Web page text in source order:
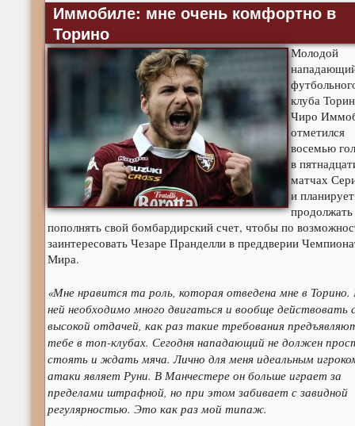
Иммобиле: мне очень комфортно в
Торино
Молодой
клуба
Чиро
отметился
восемью
в
матчах
и планирует
продолжать
пополнять свой бомбардирский счет, чтобы по
заинтересовать Чезаре Пранделли в преддверии
Мира.
«Мне нравится та роль, которая отведена мне в Торино.
ней необходимо много двигаться и вообще действовать
высокой отдачей, как раз такие требования
тебе в топ-клубах. Сегодня нападающий не должен
стоять и ждать мяча. Лично для меня идеальным
атаки являет Руни. В Манчестере он больше играет за
пределами штрафной, но при этом забивает с завидной
регулярностью. Это как раз мой типаж.